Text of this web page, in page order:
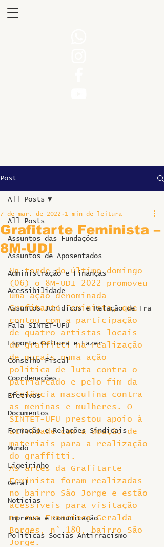
Post
All Posts
Assuntos das Fundações
Assuntos de Aposentados
Administração e Finanças
Acessibilidade
Assuntos Jurídicos e Relação de Tra
Fala SINTET-UFU
Esporte Cultura e Lazer
Conselho Fiscal
Coordenações
Efetivos
Documentos
Formação e Relações Sindicais
Mundo
Ligeirinho
Geral
Notícias
Imprensa e comunicação
Politicas Socias Antirracismo
All Posts
Grafitarte Feminista –
8M-UDI
7 de mar. de 2022 1 min de leitura
Na tarde do último domingo
(06) o 8M-UDI 2022 promoveu
uma ação denominada
Grafitarte Feminista, que
contou com a participação
de quatro artistas locais
do graffitti na realização
de murais numa ação
política de luta contra o
patriarcado e pelo fim da
violência masculina contra
as meninas e mulheres. O
SINTET-UFU prestou apoio à
atividade com a doação de
materiais para a realização
do graffitti.
As artes da Grafitarte
Feminista foram realizadas
no bairro São Jorge e estão
acessíveis para visitação
na rua Francisca Geralda
Borges, n° 180, bairro São
Jorge.